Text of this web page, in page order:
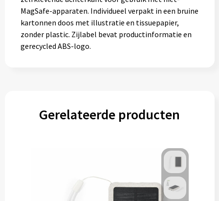
MagSafe-apparaten. Individueel verpakt in een bruine
kartonnen doos met illustratie en tissuepapier,
zonder plastic. Zijlabel bevat productinformatie en
gerecycled ABS-logo.
Gerelateerde producten